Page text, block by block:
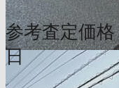
参考査定価格
日